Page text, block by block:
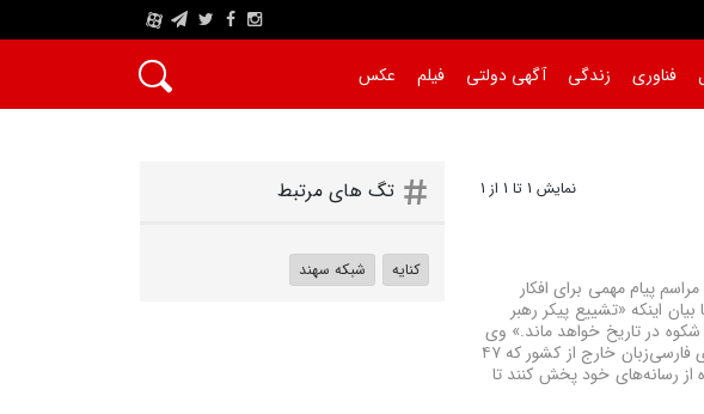
A
فناوری زندگی آگهی دولتی فیلم عکس
نمایش 1 تا 1 از 1
پیام مهمی برای افکار
اینکه «تشییع پیکر رهبر
در تاریخ خواهد ماند.» وی
در ادامه با کنایه به شبکه‌های فارسی‌زبان خارج از کشور افزود: «حال منتظریم شبکه‌های فارسی‌زبان خارج از کشور که ۴۷
رسانه‌های خود پخش کنند تا
تگ های مرتبط
کنایه شبکه سهند